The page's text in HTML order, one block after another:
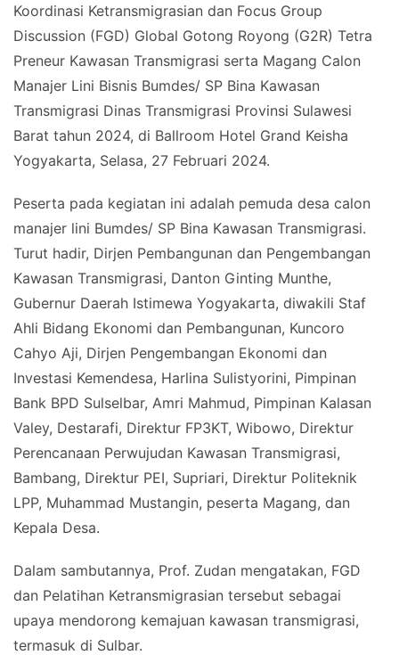
Koordinasi Ketransmigrasian dan Focus Group
Discussion (FGD) Global Gotong Royong (G2R) Tetra
Preneur Kawasan Transmigrasi serta Magang Calon
Manajer Lini Bisnis Bumdes/ SP Bina Kawasan
Transmigrasi Dinas Transmigrasi Provinsi Sulawesi
Barat tahun 2024, di Ballroom Hotel Grand Keisha
Yogyakarta, Selasa, 27 Februari 2024.
Peserta pada kegiatan ini adalah pemuda desa calon
manajer lini Bumdes/ SP Bina Kawasan Transmigrasi.
Turut hadir, Dirjen Pembangunan dan Pengembangan
Kawasan Transmigrasi, Danton Ginting Munthe,
Gubernur Daerah Istimewa Yogyakarta, diwakili Staf
Ahli Bidang Ekonomi dan Pembangunan, Kuncoro
Cahyo Aji, Dirjen Pengembangan Ekonomi dan
Investasi Kemendesa, Harlina Sulistyorini, Pimpinan
Bank BPD Sulselbar, Amri Mahmud, Pimpinan Kalasan
Valey, Destarafi, Direktur FP3KT, Wibowo, Direktur
Perencanaan Perwujudan Kawasan Transmigrasi,
Bambang, Direktur PEI, Supriari, Direktur Politeknik
LPP, Muhammad Mustangin, peserta Magang, dan
Kepala Desa.
Dalam sambutannya, Prof. Zudan mengatakan, FGD
dan Pelatihan Ketransmigrasian tersebut sebagai
upaya mendorong kemajuan kawasan transmigrasi,
termasuk di Sulbar.